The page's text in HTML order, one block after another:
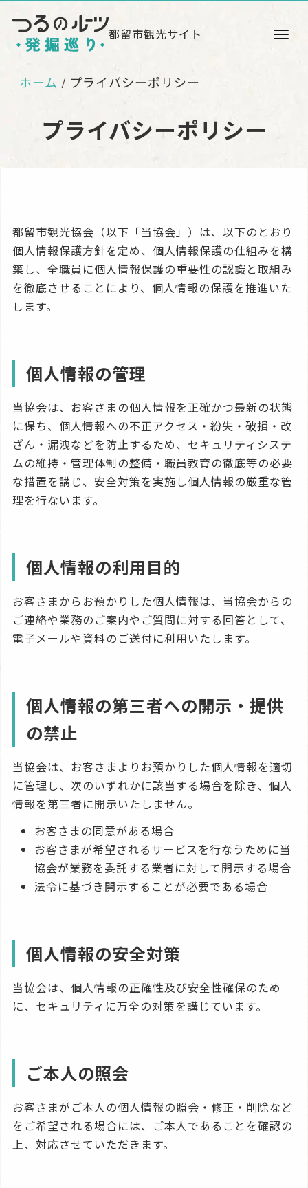
都留市観光サイト
ホーム プライバシーポリシー
プライバシーポリシー
都留市観光協会（以下「当協会」）は、以下のとおり
個人情報保護方針を定め、個人情報保護の仕組みを構
築し、全職員に個人情報保護の重要性の認識と取組み
を徹底させることにより、個人情報の保護を推進いた
します。
個人情報の管理
当協会は、お客さまの個人情報を正確かつ最新の状態
に保ち、個人情報への不正アクセス・紛失・破損・改
ざん・漏洩などを防止するため、セキュリティシステ
ムの維持・管理体制の整備・職員教育の徹底等の必要
な措置を講じ、安全対策を実施し個人情報の厳重な管
理を行ないます。
個人情報の利用目的
お客さまからお預かりした個人情報は、当協会からの
ご連絡や業務のご案内やご質問に対する回答として、
電子メールや資料のご送付に利用いたします。
個人情報の第三者への開示・提供
の禁止
当協会は、お客さまよりお預かりした個人情報を適切
に管理し、次のいずれかに該当する場合を除き、個人
情報を第三者に開示いたしません。
お客さまの同意がある場合
お客さまが希望されるサービスを行なうために当
協会が業務を委託する業者に対して開示する場合
法令に基づき開示することが必要である場合
個人情報の安全対策
当協会は、個人情報の正確性及び安全性確保のため
に、セキュリティに万全の対策を講じています。
ご本人の照会
お客さまがご本人の個人情報の照会・修正・削除など
をご希望される場合には、ご本人であることを確認の
上、対応させていただきます。